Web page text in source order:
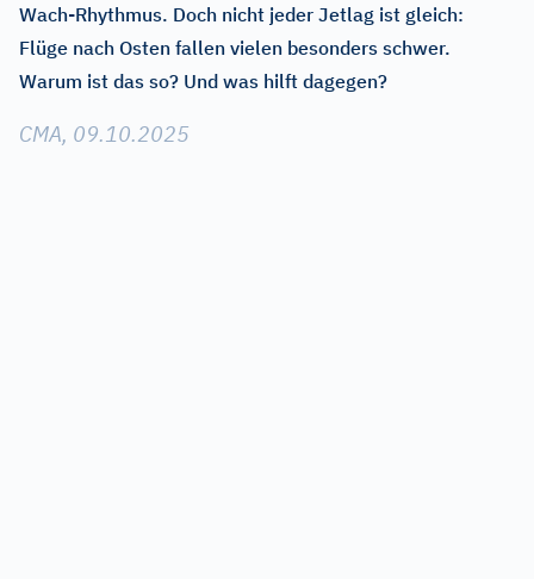
Wach-Rhythmus. Doch nicht jeder Jetlag ist gleich:
Flüge nach Osten fallen vielen besonders schwer.
Warum ist das so? Und was hilft dagegen?
CMA, 09.10.2025